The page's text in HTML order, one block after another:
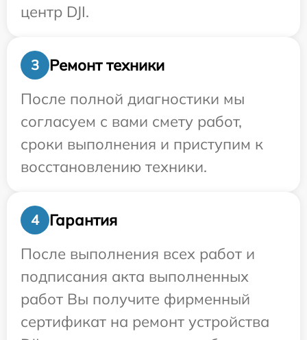
центр DJI.
3
Ремонт техники
После полной диагностики мы
согласуем с вами смету работ,
сроки выполнения и приступим к
восстановлению техники.
4
Гарантия
После выполнения всех работ и
подписания акта выполненных
работ Вы получите фирменный
сертификат на ремонт устройства